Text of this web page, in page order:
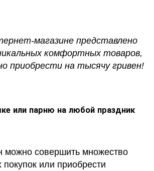
магазине представлено
комфортных товаров,
приобрести на тысячу гривен!
или парню на любой праздник
можно совершить множество
покупок или приобрести